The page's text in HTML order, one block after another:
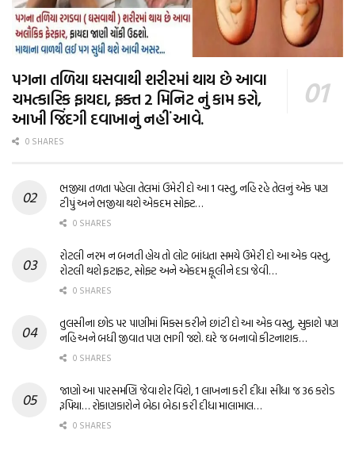
પગના તળિયા ઘસવાથી શરીરમાં થાય છે આવા
ચમત્કારિક ફાયદા, ફક્ત 2 મિનિટ નું કામ કરો,
આખી જિંદગી દવાખાનું નહીં આવે.
0 SHARES
ભજીયા તળતા પહેલા તેલમાં ઉમેરી દો આ 1 વસ્તુ, નહિ રહે તેલનું એક પણ
ટીપું અને ભજીયા થશે એકદમ સોફ્ટ…
0 SHARES
રોટલી નરમ ન બનતી હોય તો લોટ બાંધતા સમયે ઉમેરી દો આ એક વસ્તુ,
રોટલી થશે ફટાફટ, સોફ્ટ અને એકદમ ફૂલીને દડા જેવી…
0 SHARES
તુલસીના છોડ પર પાણીમાં મિક્સ કરીને છાંટી દો આ એક વસ્તુ, સુકાશે પણ
નહિ અને બધી જીવાત પણ ભાગી જશે. ઘરે જ બનાવો કીટનાશક…
0 SHARES
જાણો આ પારસમણિ જેવા શેર વિશે, 1 લાખના કરી દીધા સીધા જ 36 કરોડ
રૂપિયા… રોકાણકારોને બેઠા બેઠા કરી દીધા માલામાલ…
0 SHARES